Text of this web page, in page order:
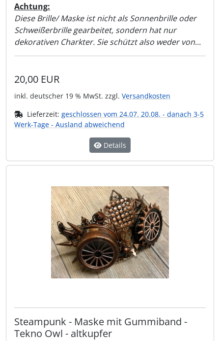
Achtung:
Diese Brille/ Maske ist nicht als Sonnenbrille oder
Schweißerbrille gearbeitet, sondern hat nur
dekorativen Charkter. Sie schützt also weder von
Sonnenlicht noch vor der Schweißer-Flamme!!
20,00 EUR
inkl. deutscher 19 % MwSt. zzgl. Versandkosten
Lieferzeit: geschlossen vom 24.07. 20.08. - danach 3-5
Werk-Tage - Ausland abweichend
Details
Steampunk - Maske mit Gummiband -
Tekno Owl - altkupfer